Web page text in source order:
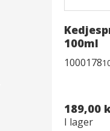
100ml
1000178
189,00
I lager